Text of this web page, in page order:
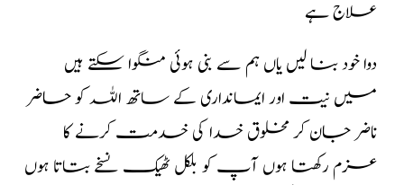
علاج ہے
دوا خود بنا لیں یاں ہم سے بنی ہوئی منگوا سکتے ہیں
میں نیت اور ایمانداری کے ساتھ اللہ کو حاضر
ناضر جان کر مخلوق خدا کی خدمت کرنے کا
عزم رکھتا ہوں آپ کو بلکل ٹھیک نسخے بتاتا ہوں